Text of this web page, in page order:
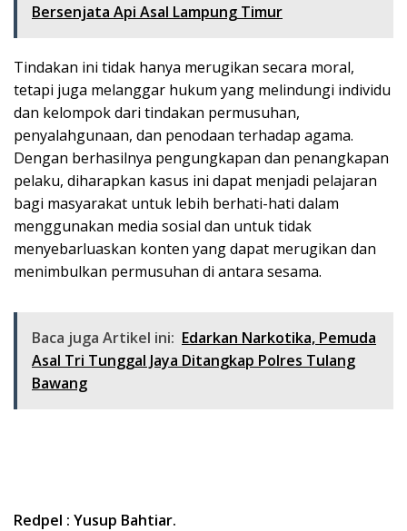
Bersenjata Api Asal Lampung Timur
Tindakan ini tidak hanya merugikan secara moral,
tetapi juga melanggar hukum yang melindungi individu
dan kelompok dari tindakan permusuhan,
penyalahgunaan, dan penodaan terhadap agama.
Dengan berhasilnya pengungkapan dan penangkapan
pelaku, diharapkan kasus ini dapat menjadi pelajaran
bagi masyarakat untuk lebih berhati-hati dalam
menggunakan media sosial dan untuk tidak
menyebarluaskan konten yang dapat merugikan dan
menimbulkan permusuhan di antara sesama.
Baca juga Artikel ini: Edarkan Narkotika, Pemuda
Asal Tri Tunggal Jaya Ditangkap Polres Tulang
Bawang
Redpel : Yusup Bahtiar.